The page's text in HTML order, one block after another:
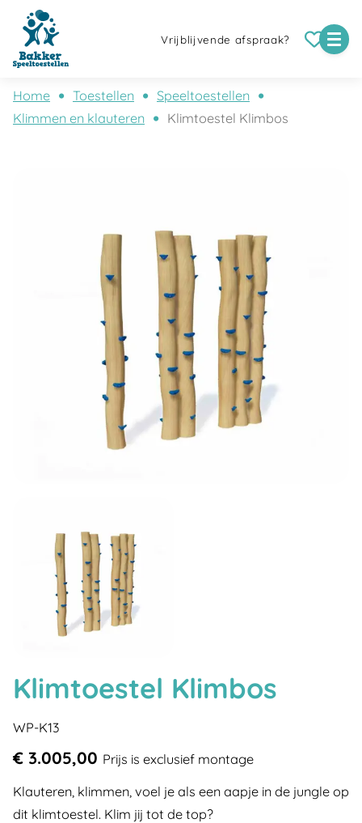
Vrijblijvende afspraak?
Home Toestellen
Speeltoestellen
Klimmen en klauteren
Klimtoestel Klimbos
Klimtoestel Klimbos
WP-K13
€ 3.005,00 Prijs is exclusief montage
Klauteren, klimmen, voel je als een aapje in de jungle op
dit klimtoestel. Klim jij tot de top?